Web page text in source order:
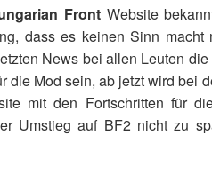
Front Website
dass es keinen Sinn macht
News bei allen Leuten
die Mod sein, ab jetzt wird bei
mit den Fortschritten für
Umstieg auf BF2 nicht zu